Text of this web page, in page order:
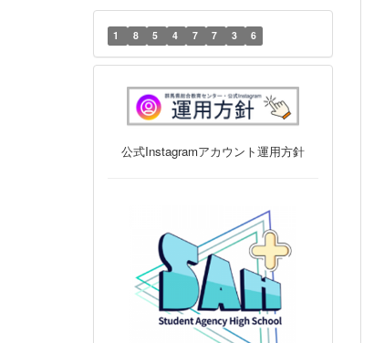
1 8 5 4 7 7 3 6
公式Instagramアカウント運用方針